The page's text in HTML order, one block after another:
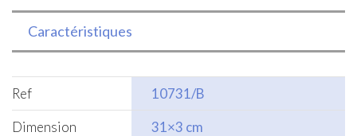
Caractéristiques
Ref
10731/B
Dimension
31×3 cm